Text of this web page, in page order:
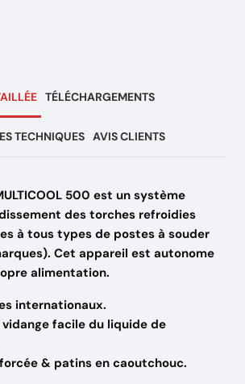
TÉLÉCHARGEMENTS
TECHNIQUES AVIS CLIENTS
500 est un système
des torches refroidies
à tous types de postes à souder
Cet appareil est autonome
alimentation.
internationaux.
vidange facile du liquide de
& patins en caoutchouc.